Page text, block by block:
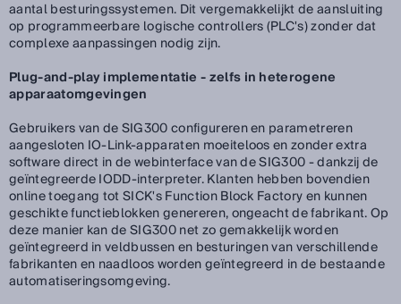
aantal besturingssystemen. Dit vergemakkelijkt de aansluiting
op programmeerbare logische controllers (PLC's) zonder dat
complexe aanpassingen nodig zijn.
Plug-and-play implementatie - zelfs in heterogene
apparaatomgevingen
Gebruikers van de SIG300 configureren en parametreren
aangesloten IO-Link-apparaten moeiteloos en zonder extra
software direct in de webinterface van de SIG300 - dankzij de
geïntegreerde IODD-interpreter. Klanten hebben bovendien
online toegang tot SICK's Function Block Factory en kunnen
geschikte functieblokken genereren, ongeacht de fabrikant. Op
deze manier kan de SIG300 net zo gemakkelijk worden
geïntegreerd in veldbussen en besturingen van verschillende
fabrikanten en naadloos worden geïntegreerd in de bestaande
automatiseringsomgeving.